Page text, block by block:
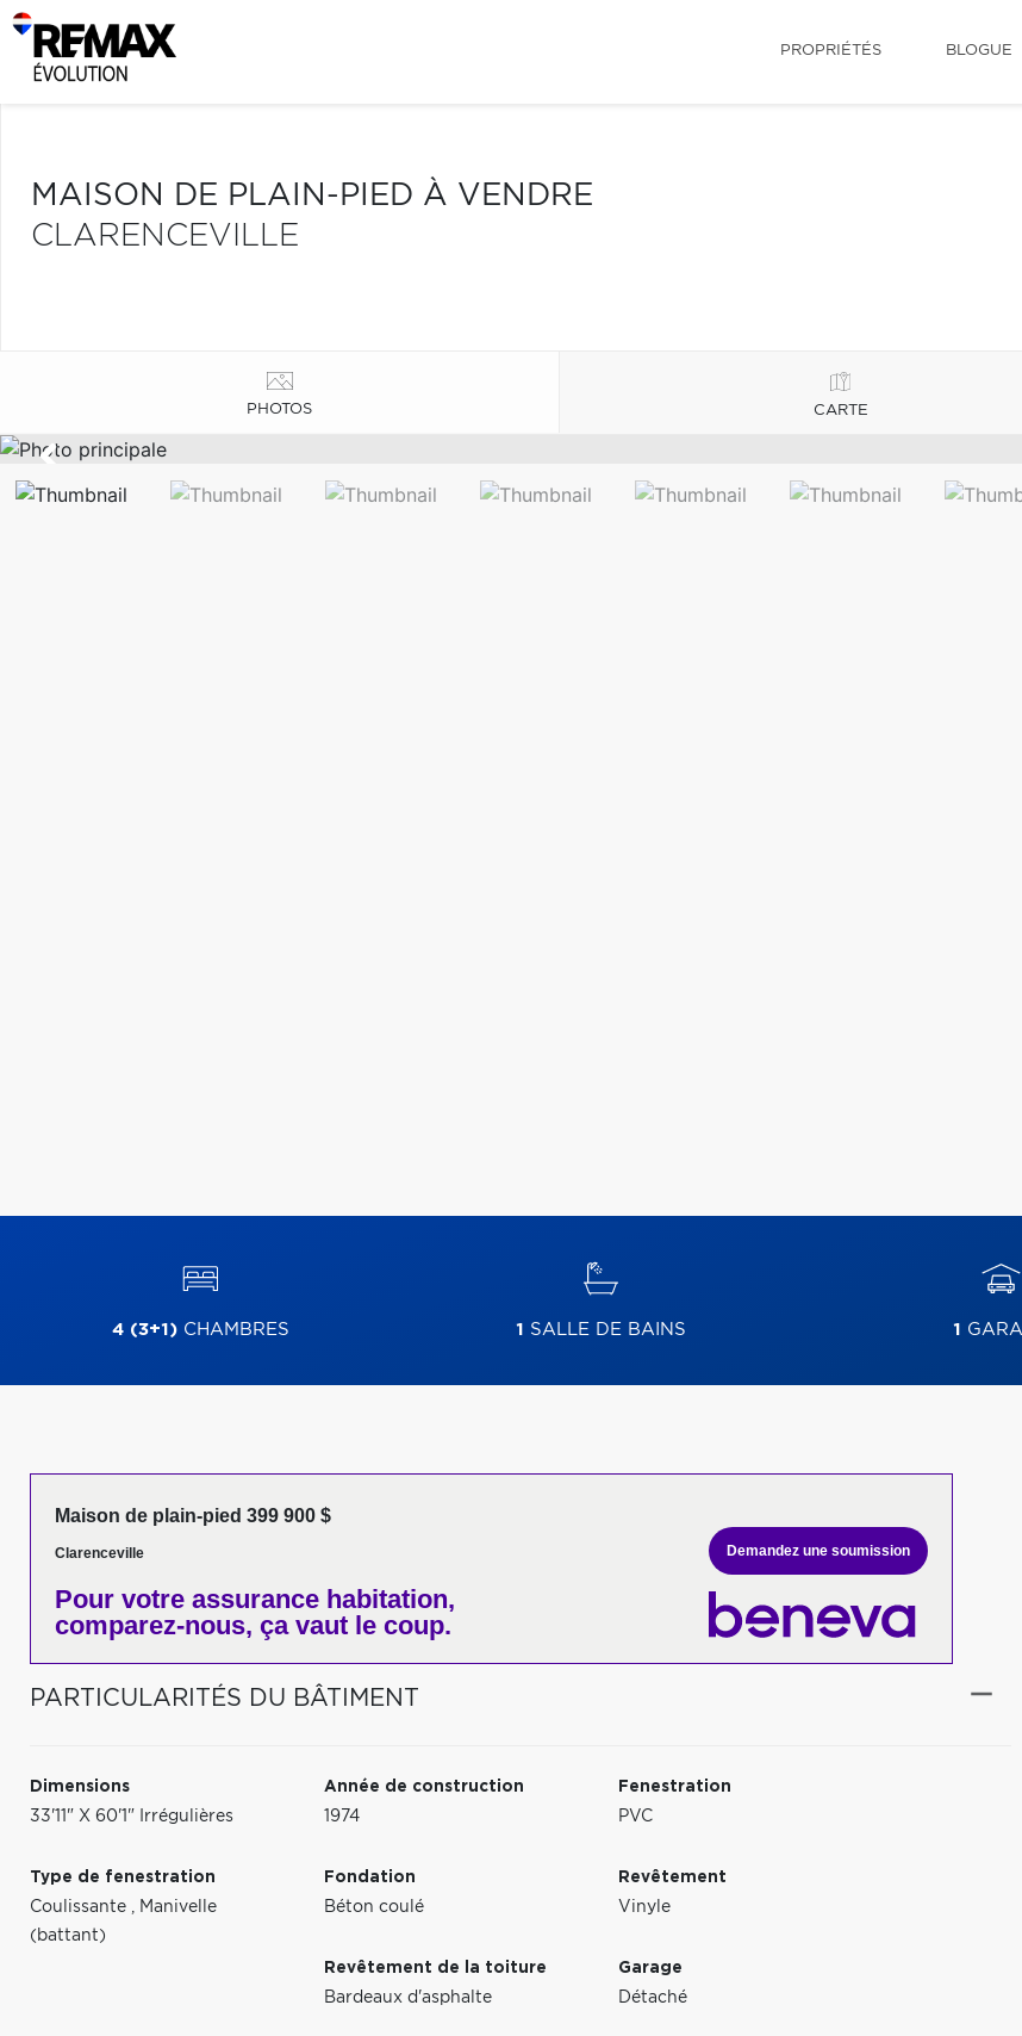
PROPRIÉTÉS BLOGUE
MAISON DE PLAIN-PIED À VENDRE
CLARENCEVILLE
PHOTOS CARTE
4 (3+1)CHAMBRES 1 SALLE DE BAINS 1
Maison de plain-pied 399 900 $
Clarenceville
Pour votre assurance habitation,
comparez-nous, ça vaut le coup.
Demandez une soumission
PARTICULARITÉS DU BÂTIMENT
Dimensions
33'11" X 60'1" Irrégulières
Année de construction
1974
Fenestration
PVC
Type de fenestration
Coulissante , Manivelle
(battant)
Fondation
Béton coulé
Revêtement
Vinyle
Revêtement de la toiture
Bardeaux d'asphalte
Garage
Détaché